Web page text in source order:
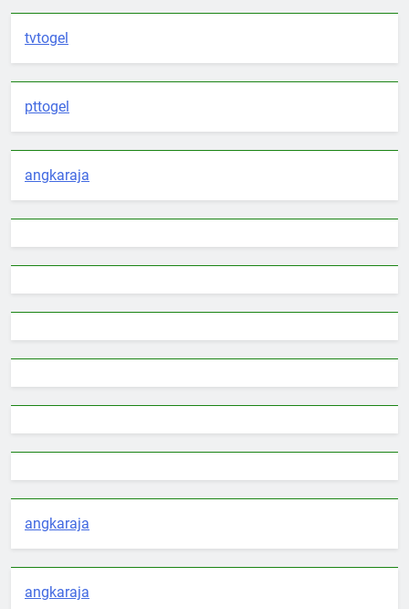
tvtogel
pttogel
angkaraja
angkaraja
angkaraja